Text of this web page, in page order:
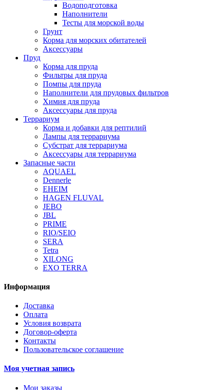
Водоподготовка
Наполнители
Тесты для морской воды
Грунт
Корма для морских обитателей
Аксессуары
Пруд
Корма для пруда
Фильтры для пруда
Помпы для пруда
Наполнители для прудовых фильтров
Химия для пруда
Аксессуары для пруда
Террариум
Корма и добавки для рептилий
Лампы для террариума
Субстрат для террариума
Аксессуары для террариума
Запасные части
AQUAEL
Dennerle
EHEIM
HAGEN FLUVAL
JEBO
JBL
PRIME
RIO/SEIO
SERA
Tetra
XILONG
EXO TERRA
Информация
Доставка
Оплата
Условия возврата
Договор-оферта
Контакты
Пользовательское соглашение
Моя учетная запись
Мои заказы